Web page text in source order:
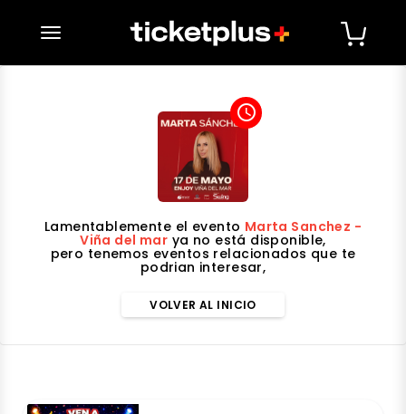
desplegar navegación
access_time
Lamentablemente el evento Marta Sanchez -
Viña del mar ya no está disponible,
pero tenemos eventos relacionados que te
podrian interesar,
VOLVER AL INICIO